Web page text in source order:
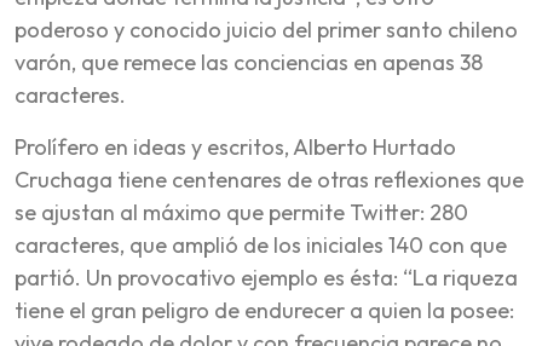
poderoso y conocido juicio del primer santo chileno
varón, que remece las conciencias en apenas 38
caracteres.
Prolífero en ideas y escritos, Alberto Hurtado
Cruchaga tiene centenares de otras reflexiones que
se ajustan al máximo que permite Twitter: 280
caracteres, que amplió de los iniciales 140 con que
partió. Un provocativo ejemplo es ésta: “La riqueza
tiene el gran peligro de endurecer a quien la posee: